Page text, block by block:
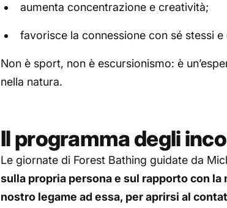
aumenta concentrazione e creatività;
favorisce la connessione con sé stessi
Non è sport, non è escursionismo: è
nella natura.
Il programma degli
Le giornate di Forest Bathing guidate da
sulla propria persona e sul rapporto con
nostro legame ad essa, per aprirsi al